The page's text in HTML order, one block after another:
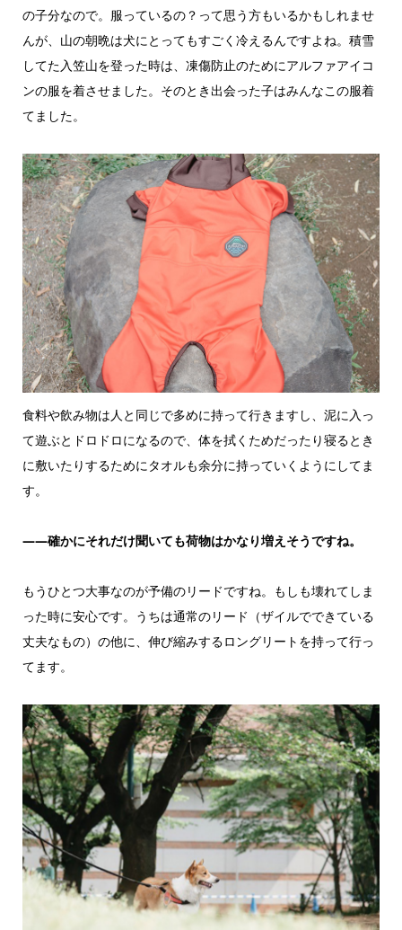
の子分なので。服っているの？って思う方もいるかもしれませ
んが、山の朝晩は犬にとってもすごく冷えるんですよね。積雪
してた入笠山を登った時は、凍傷防止のためにアルファアイコ
ンの服を着させました。そのとき出会った子はみんなこの服着
てました。
食料や飲み物は人と同じで多めに持って行きますし、泥に入っ
て遊ぶとドロドロになるので、体を拭くためだったり寝るとき
に敷いたりするためにタオルも余分に持っていくようにしてま
す。
——確かにそれだけ聞いても荷物はかなり増えそうですね。
もうひとつ大事なのが予備のリードですね。もしも壊れてしま
った時に安心です。うちは通常のリード（ザイルでできている
丈夫なもの）の他に、伸び縮みするロングリートを持って行っ
てます。